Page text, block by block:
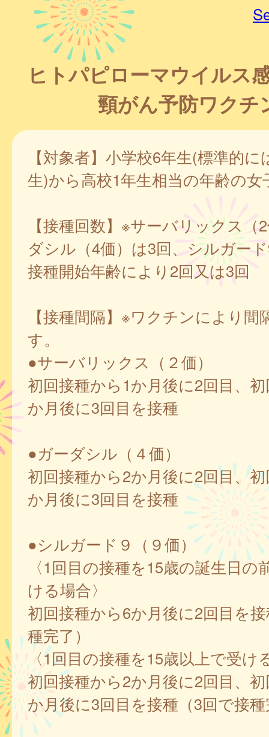
ヒトパピローマウイルス
頸がん予防ワクチ
【対象者】小学校6年生(標準的に
生)から高校1年生相当の年齢の女
【接種回数】※サーバリックス（
ダシル（4価）は3回、シルガー
接種開始年齢により2回又は3回
【接種間隔】※ワクチンにより間
す。
●サーバリックス（２価）
初回接種から1か月後に2回目、
か月後に3回目を接種
●ガーダシル（４価）
初回接種から2か月後に2回目、
か月後に3回目を接種
●シルガード９（９価）
〈1回目の接種を15歳の誕生日の
ける場合〉
初回接種から6か月後に2回目を
種完了）
〈1回目の接種を15歳以上で受け
初回接種から2か月後に2回目、
か月後に3回目を接種（3回で接